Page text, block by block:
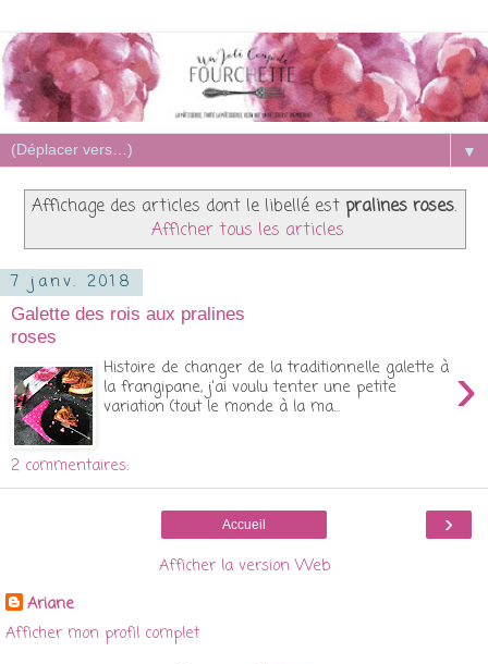
▼
Affichage des articles dont le libellé est pralines roses.
Afficher tous les articles
7 janv. 2018
Galette des rois aux pralines
roses
›
Histoire de changer de la traditionnelle galette à
la frangipane, j'ai voulu tenter une petite
variation (tout le monde à la ma...
2 commentaires:
›
Accueil
Afficher la version Web
Ariane
Afficher mon profil complet